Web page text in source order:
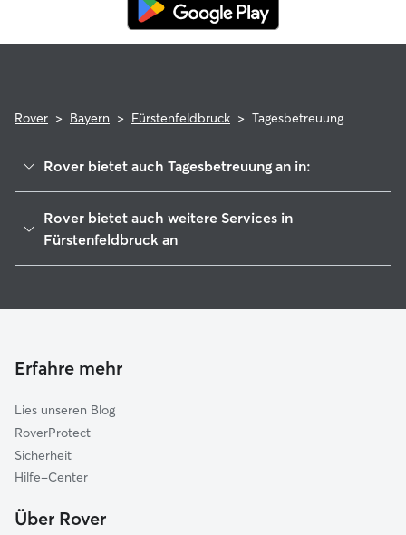
Rover > Bayern > Fürstenfeldbruck > Tagesbetreuung
Rover bietet auch Tagesbetreuung an in:
Maisach
Olching
Puchheim
Mammendorf
Gröbenzell
Germering
Rover bietet auch weitere Services in
Fürstenfeldbruck an
Gassi-Service in Fürstenfeldbruck
Erfahre mehr
Lies unseren Blog
RoverProtect
Sicherheit
Hilfe-Center
Über Rover